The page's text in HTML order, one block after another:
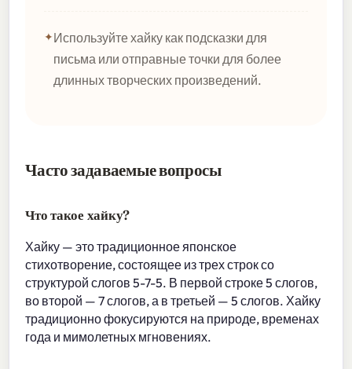
Используйте хайку как подсказки для
письма или отправные точки для более
длинных творческих произведений.
Часто задаваемые вопросы
Что такое хайку?
Хайку — это традиционное японское
стихотворение, состоящее из трех строк со
структурой слогов 5-7-5. В первой строке 5 слогов,
во второй — 7 слогов, а в третьей — 5 слогов. Хайку
традиционно фокусируются на природе, временах
года и мимолетных мгновениях.